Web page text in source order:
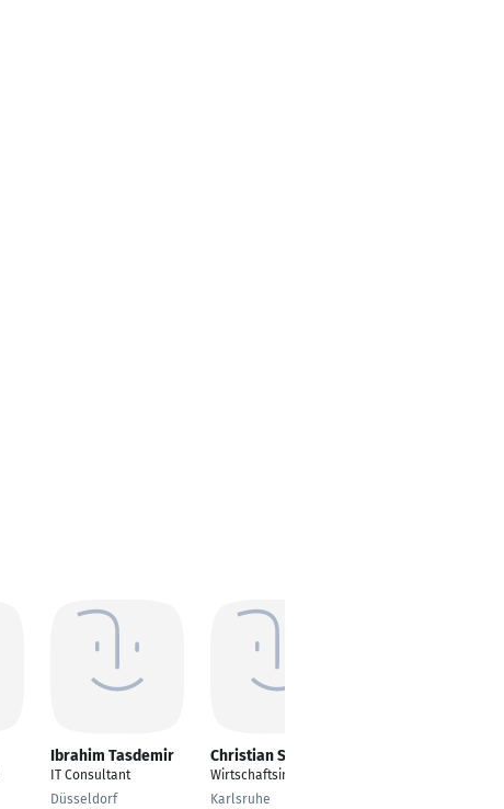
Ibrahim Tasdemir
IT Consultant
Düsseldorf
Christian Steiner
Wirtschaftsinformatik
Karlsruhe